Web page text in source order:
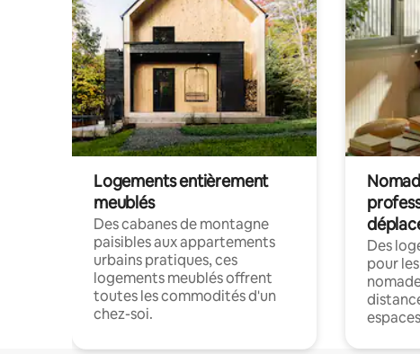
Logements entièrement
meublés
Des cabanes de montagne
paisibles aux appartements
urbains pratiques, ces
logements meublés offrent
toutes les commodités d'un
chez-soi.
Des
pour